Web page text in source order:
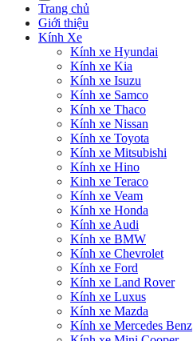
Trang chủ
Giới thiệu
Kính Xe
Kính xe Hyundai
Kính xe Kia
Kính xe Isuzu
Kính xe Samco
Kính xe Thaco
Kính xe Nissan
Kính xe Toyota
Kính xe Mitsubishi
Kính xe Hino
Kinh xe Teraco
Kính xe Veam
Kính xe Honda
Kính xe Audi
Kính xe BMW
Kính xe Chevrolet
Kính xe Ford
Kính xe Land Rover
Kính xe Luxus
Kính xe Mazda
Kính xe Mercedes Benz